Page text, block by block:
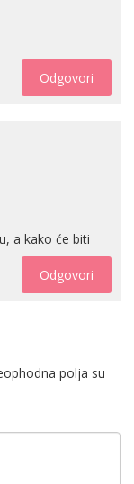
Odgovori
a kako će biti
Odgovori
polja su